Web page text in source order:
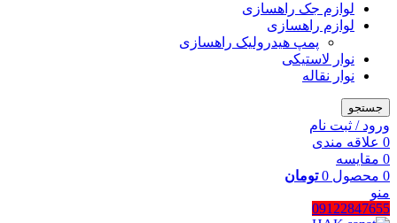
لوازم جک راهسازی
لوازم راهسازی
پمپ هیدرولیک راهسازی
نوار لاستیکی
نوار نقاله
جستجو
ورود / ثبت نام
0 علاقه مندی
0 مقایسه
0 محصول 0 تومان
منو
09122847655